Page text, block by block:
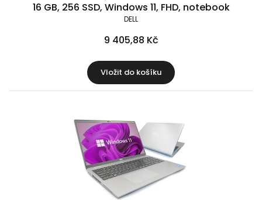
16 GB, 256 SSD, Windows 11, FHD, notebook
DELL
9 405,88 Kč
Vložit do košíku